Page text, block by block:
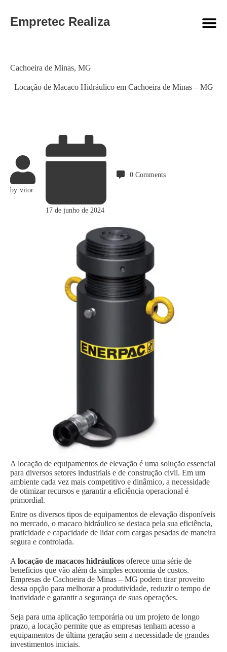
Empretec Realiza
Locação de Macaco Hidráulico em Cachoeira de Minas – MG
Category
Cachoeira de Minas, MG
by vitor
17 de junho de 2024
0 Comments
A locação de equipamentos de elevação é uma solução essencial
para diversos setores industriais e de construção civil. Em um
ambiente cada vez mais competitivo e dinâmico, a necessidade
de otimizar recursos e garantir a eficiência operacional é
primordial.
Entre os diversos tipos de equipamentos de elevação disponíveis
no mercado, o macaco hidráulico se destaca pela sua eficiência,
praticidade e capacidade de lidar com cargas pesadas de maneira
segura e controlada.
A locação de macacos hidráulicos oferece uma série de
benefícios que vão além da simples economia de custos.
Empresas de Cachoeira de Minas – MG podem tirar proveito
dessa opção para melhorar a produtividade, reduzir o tempo de
inatividade e garantir a segurança de suas operações.
Seja para uma aplicação temporária ou um projeto de longo
prazo, a locação permite que as empresas tenham acesso a
equipamentos de última geração sem a necessidade de grandes
investimentos iniciais.